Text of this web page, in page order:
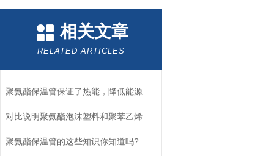
相关文章
RELATED ARTICLES
聚氨酯保温管保证了热能，降低能源成本
对比说明聚氨酯泡沫塑料和聚苯乙烯泡沫塑料的优缺点
聚氨酯保温管的这些知识你知道吗?